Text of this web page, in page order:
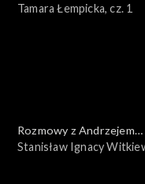
Doboszem
Tamara Łempicka, cz. 1
Rozmowy z Andrzejem
Doboszem
Stanisław Ignacy